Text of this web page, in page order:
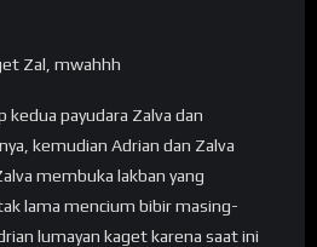
Zal, mwahhh
payudara Zalva dan
kemudian Adrian dan Zalva
membuka lakban yang
lama mencium bibir masing-
lumayan kaget karena saat ini